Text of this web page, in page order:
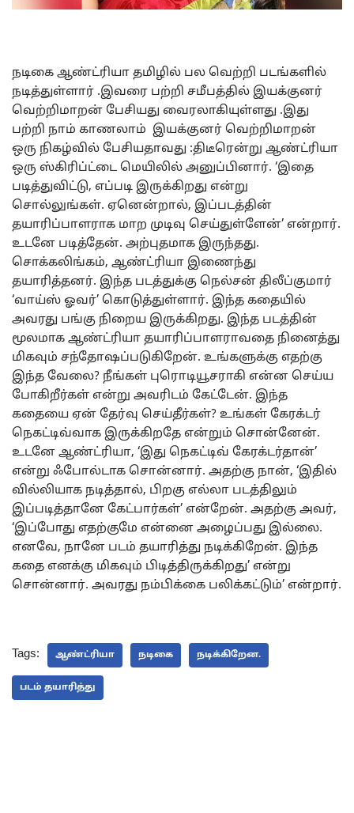
நடிகை ஆண்ட்ரியா தமிழில் பல வெற்றி படங்களில்
நடித்துள்ளார் .இவரை பற்றி சமீபத்தில் இயக்குனர்
வெற்றிமாறன் பேசியது வைரலாகியுள்ளது .இது
பற்றி நாம் காணலாம் இயக்குனர் வெற்றிமாறன்
ஒரு நிகழ்வில் பேசியதாவது :திடீரென்று ஆண்ட்ரியா
ஒரு ஸ்கிரிப்ட்டை மெயிலில் அனுப்பினார். ‘இதை
படித்துவிட்டு, எப்படி இருக்கிறது என்று
சொல்லுங்கள். ஏனென்றால், இப்படத்தின்
தயாரிப்பாளராக மாற முடிவு செய்துள்ளேன்’ என்றார்.
உடனே படித்தேன். அற்புதமாக இருந்தது.
சொக்கலிங்கம், ஆண்ட்ரியா இணைந்து
தயாரித்தனர். இந்த படத்துக்கு நெல்சன் திலீப்குமார்
‘வாய்ஸ் ஓவர்’ கொடுத்துள்ளார். இந்த கதையில்
அவரது பங்கு நிறைய இருக்கிறது. இந்த படத்தின்
மூலமாக ஆண்ட்ரியா தயாரிப்பாளராவதை நினைத்து
மிகவும் சந்தோஷப்படுகிறேன். உங்களுக்கு எதற்கு
இந்த வேலை? நீங்கள் புரொடியூசராகி என்ன செய்ய
போகிறீர்கள் என்று அவரிடம் கேட்டேன். இந்த
கதையை ஏன் தேர்வு செய்தீர்கள்? உங்கள் கேரக்டர்
நெகட்டிவ்வாக இருக்கிறதே என்றும் சொன்னேன்.
உடனே ஆண்ட்ரியா, ‘இது நெகட்டிவ் கேரக்டர்தான்’
என்று ஃபோல்டாக சொன்னார். அதற்கு நான், ‘இதில்
வில்லியாக நடித்தால், பிறகு எல்லா படத்திலும்
இப்படித்தானே கேட்பார்கள்’ என்றேன். அதற்கு அவர்,
‘இப்போது எதற்குமே என்னை அழைப்பது இல்லை.
எனவே, நானே படம் தயாரித்து நடிக்கிறேன். இந்த
கதை எனக்கு மிகவும் பிடித்திருக்கிறது’ என்று
சொன்னார். அவரது நம்பிக்கை பலிக்கட்டும்’ என்றார்.
Tags: ஆண்ட்ரியா நடிகை நடிக்கிறேன.
படம் தயாரித்து